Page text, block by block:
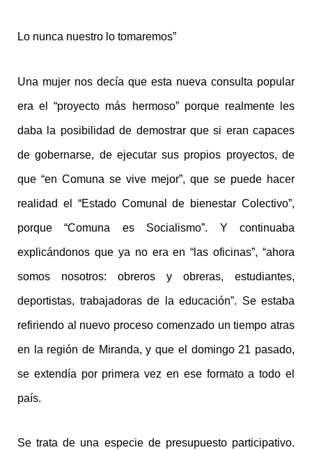
Lo nunca nuestro lo tomaremos”
Una mujer nos decía que esta nueva consulta popular
era el “proyecto más hermoso” porque realmente les
daba la posibilidad de demostrar que si eran capaces
de gobernarse, de ejecutar sus propios proyectos, de
que “en Comuna se vive mejor”, que se puede hacer
realidad el “Estado Comunal de bienestar Colectivo”,
porque “Comuna es Socialismo”. Y continuaba
explicándonos que ya no era en “las oficinas”, “ahora
somos nosotros: obreros y obreras, estudiantes,
deportistas, trabajadoras de la educación”. Se estaba
refiriendo al nuevo proceso comenzado un tiempo atras
en la región de Miranda, y que el domingo 21 pasado,
se extendía por primera vez en ese formato a todo el
país.
Se trata de una especie de presupuesto participativo.